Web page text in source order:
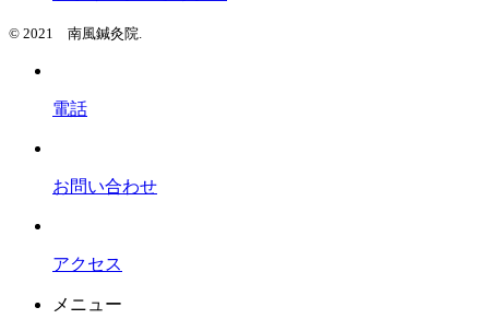
© 2021 南風鍼灸院.
電話
お問い合わせ
アクセス
メニュー